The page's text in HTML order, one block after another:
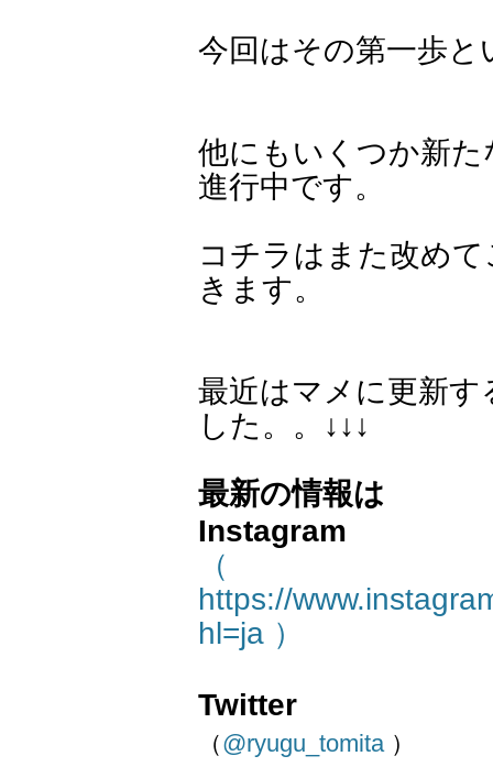
今回はその第一歩と
他にもいくつか新
進行中です。
コチラはまた改め
きます。
最近はマメに更新
した。。↓↓↓
最新の情報は
Instagram
（
https://
hl=ja ）
Twitter
（@ryugu_tomita ）